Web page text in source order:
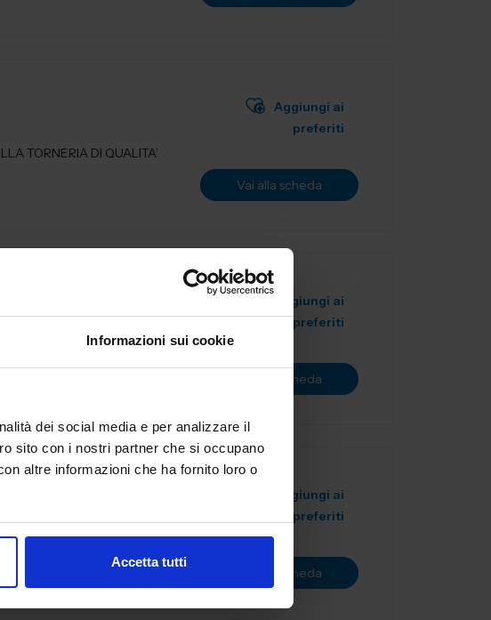
Informazioni sui cookie
dei social media e per analizzare il
sito con i nostri partner che si occupano
altre informazioni che ha fornito loro o
Accetta tutti
TORNERIA DI QUALITA’
Aggiungi ai
preferiti
Vai alla scheda
Aggiungi ai
preferiti
Vai alla scheda
per la realizzazione
e costruiamo
Aggiungi ai
preferiti
Vai alla scheda